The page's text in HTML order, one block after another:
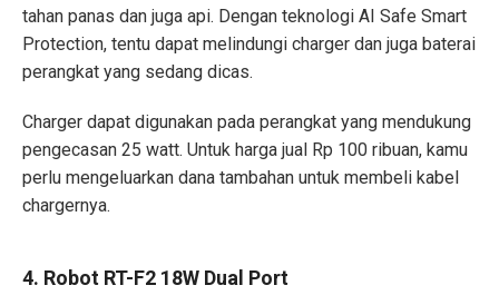
tahan panas dan juga api. Dengan teknologi AI Safe Smart
Protection, tentu dapat melindungi charger dan juga baterai
perangkat yang sedang dicas.
Charger dapat digunakan pada perangkat yang mendukung
pengecasan 25 watt. Untuk harga jual Rp 100 ribuan, kamu
perlu mengeluarkan dana tambahan untuk membeli kabel
chargernya.
4. Robot RT-F2 18W Dual Port